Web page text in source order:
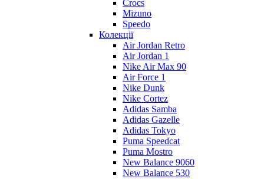
Crocs
Mizuno
Speedo
Колекції
Air Jordan Retro
Air Jordan 1
Nike Air Max 90
Air Force 1
Nike Dunk
Nike Cortez
Adidas Samba
Adidas Gazelle
Adidas Tokyo
Puma Speedcat
Puma Mostro
New Balance 9060
New Balance 530